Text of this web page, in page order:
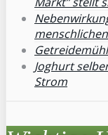
Joghurt
Strom